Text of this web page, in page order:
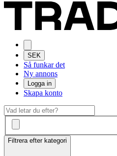
SEK
Så funkar det
Ny annons
Logga in
Skapa konto
Filtrera efter kategori